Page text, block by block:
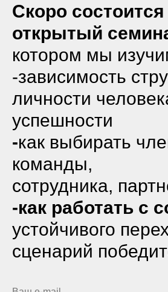
Скоро состоится
открытый
котором мы
-зависимость
личности
успешности
-как выбирать
команды,
сотрудника,
-как работать с
устойчивого
сценарий